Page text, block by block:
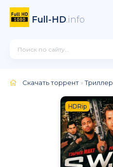
Full-HD.info
Скачать торрент »Триллер
HDRip